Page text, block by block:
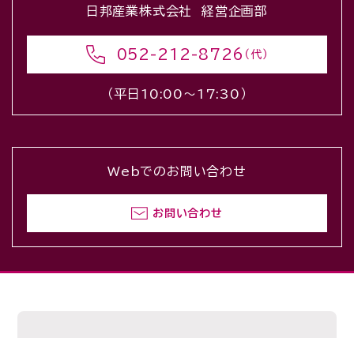
日邦産業株式会社 経営企画部
052-212-8726 （代）
（平日10:00〜17:30）
Webでのお問い合わせ
お問い合わせ